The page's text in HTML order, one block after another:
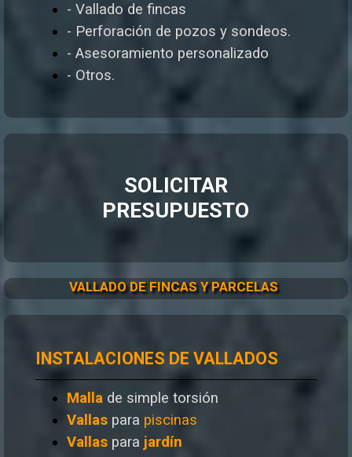
- Vallado de fincas
- Perforación de pozos y sondeos.
- Asesoramiento personalizado
- Otros.
SOLICITAR
PRESUPUESTO
VALLADO DE FINCAS Y PARCELAS
INSTALACIONES DE VALLADOS
Malla de simple torsión
Vallas para piscinas
Vallas para jardín